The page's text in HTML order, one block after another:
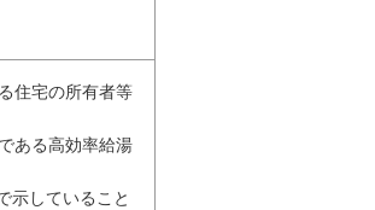
住宅の所有者等
ある高効率給湯
示していること